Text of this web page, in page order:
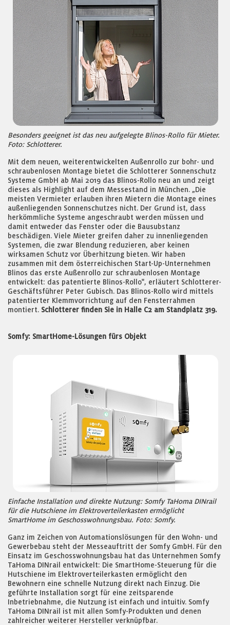
Besonders geeignet ist das neu aufgelegte Blinos-Rollo für Mieter.
Foto: Schlotterer.
Mit dem neuen, weiterentwickelten Außenrollo zur bohr- und
schraubenlosen Montage bietet die Schlotterer Sonnenschutz
Systeme GmbH ab Mai 2019 das Blinos-Rollo neu an und zeigt
dieses als Highlight auf dem Messestand in München. „Die
meisten Vermieter erlauben ihren Mietern die Montage eines
außenliegenden Sonnenschutzes nicht. Der Grund ist, dass
herkömmliche Systeme angeschraubt werden müssen und
damit entweder das Fenster oder die Bausubstanz
beschädigen. Viele Mieter greifen daher zu innenliegenden
Systemen, die zwar Blendung reduzieren, aber keinen
wirksamen Schutz vor Überhitzung bieten. Wir haben
zusammen mit dem österreichischen Start-Up-Unternehmen
Blinos das erste Außenrollo zur schraubenlosen Montage
entwickelt: das patentierte Blinos-Rollo", erläutert Schlotterer-
Geschäftsführer Peter Gubisch. Das Blinos-Rollo wird mittels
patentierter Klemmvorrichtung auf den Fensterrahmen
montiert. Schlotterer finden Sie in Halle C2 am Standplatz 319.
Somfy: SmartHome-Lösungen fürs Objekt
Einfache Installation und direkte Nutzung: Somfy TaHoma DINrail
für die Hutschiene im Elektroverteilerkasten ermöglicht
SmartHome im Geschosswohnungsbau. Foto: Somfy.
Ganz im Zeichen von Automationslösungen für den Wohn- und
Gewerbebau steht der Messeauftritt der Somfy GmbH. Für den
Einsatz im Geschosswohnungsbau hat das Unternehmen Somfy
TaHoma DINrail entwickelt: Die SmartHome-Steuerung für die
Hutschiene im Elektroverteilerkasten ermöglicht den
Bewohnern eine schnelle Nutzung direkt nach Einzug. Die
geführte Installation sorgt für eine zeitsparende
Inbetriebnahme, die Nutzung ist einfach und intuitiv. Somfy
TaHoma DINrail ist mit allen Somfy-Produkten und denen
zahlreicher weiterer Hersteller verknüpfbar.